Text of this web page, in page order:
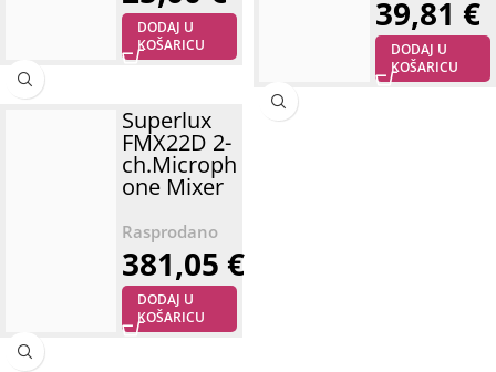
DODAJ U
KOŠARICU
39,81 €
DODAJ U
KOŠARICU
Superlux
FMX22D 2-
ch.Microph
one Mixer
381,05 €
DODAJ U
KOŠARICU